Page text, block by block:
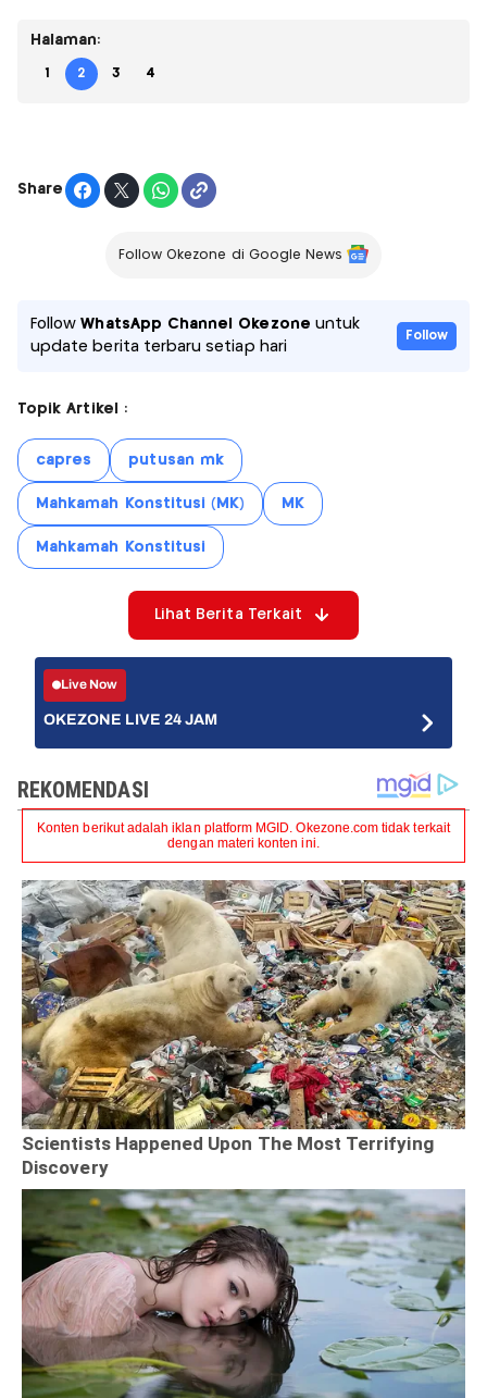
Halaman:
1 2 3 4
Share
Follow Okezone di Google News
FollowWhatsApp Channel Okezone untuk
update berita terbaru setiap hari
Follow
Topik Artikel :
capres putusan mk
Mahkamah Konstitusi (MK) MK
Mahkamah Konstitusi
Lihat Berita Terkait
Live Now
OKEZONE LIVE 24 JAM